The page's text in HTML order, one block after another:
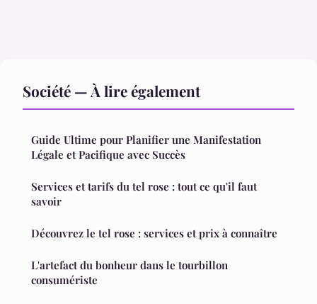
Société — À lire également
Guide Ultime pour Planifier une Manifestation
Légale et Pacifique avec Succès
Services et tarifs du tel rose : tout ce qu'il faut
savoir
Découvrez le tel rose : services et prix à connaître
L'artefact du bonheur dans le tourbillon
consumériste